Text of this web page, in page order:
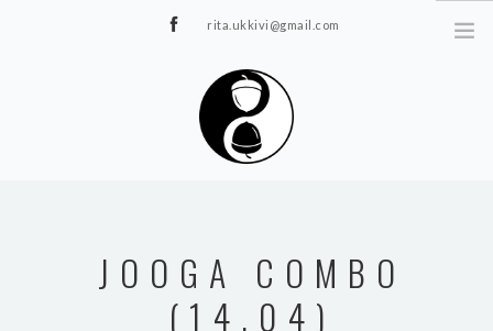
rita.ukkivi@gmail.com
JOOGA/PILATES
TERAAPIA
JOOGA COMBO
(14.04)